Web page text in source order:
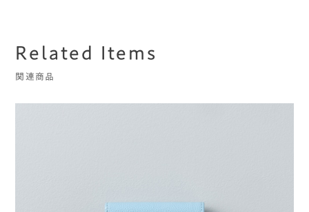
Related Items
関連商品